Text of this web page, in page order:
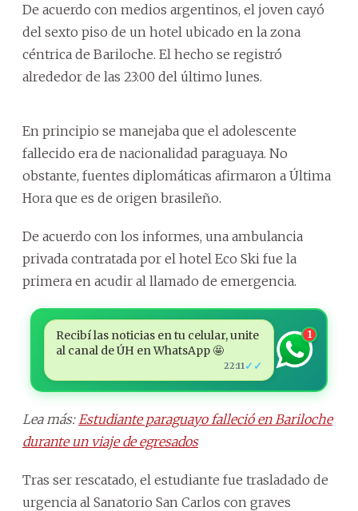
De acuerdo con medios argentinos, el joven cayó
del sexto piso de un hotel ubicado en la zona
céntrica de Bariloche. El hecho se registró
alrededor de las 23:00 del último lunes.
En principio se manejaba que el adolescente
fallecido era de nacionalidad paraguaya. No
obstante, fuentes diplomáticas afirmaron a Última
Hora que es de origen brasileño.
De acuerdo con los informes, una ambulancia
privada contratada por el hotel Eco Ski fue la
primera en acudir al llamado de emergencia.
Recibí las noticias en tu celular, unite
al canal de ÚH en WhatsApp 🤩
22:11 ✓✓
1
Lea más: Estudiante paraguayo falleció en Bariloche
durante un viaje de egresados
Tras ser rescatado, el estudiante fue trasladado de
urgencia al Sanatorio San Carlos con graves